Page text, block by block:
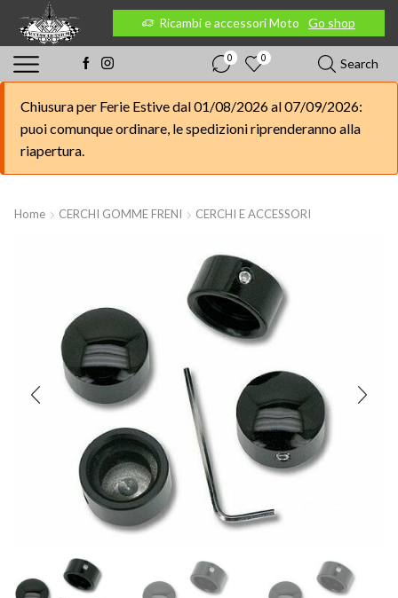
Go shop Ricambi e accessori Moto Go shop
0 0 Search
Chiusura per Ferie Estive dal 01/08/2026 al 07/09/2026:
puoi comunque ordinare, le spedizioni riprenderanno alla
riapertura.
Home CERCHI GOMME FRENI CERCHI E ACCESSORI